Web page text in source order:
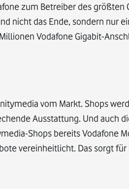
zum Betreiber des größten
nicht das Ende, sondern nur
Vodafone Gigabit-
vom Markt. Shops
Ausstattung. Und auch
Shops bereits Vodafone
vereinheitlicht. Das sorgt